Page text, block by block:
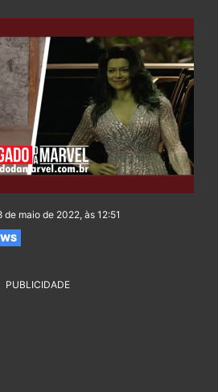
maio de 2022, às 12:51
PUBLICIDADE